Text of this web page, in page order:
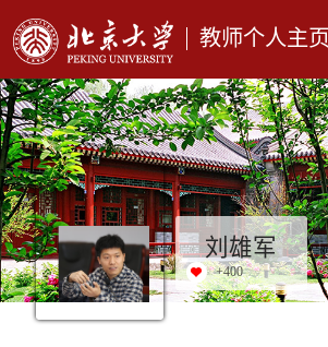
教师个人主页
刘雄军
+400